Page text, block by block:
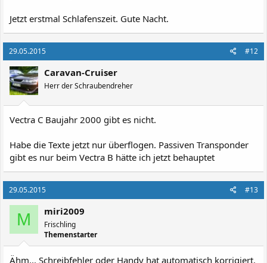
Jetzt erstmal Schlafenszeit. Gute Nacht.
29.05.2015 #12
Caravan-Cruiser
Herr der Schraubendreher
Vectra C Baujahr 2000 gibt es nicht.
Habe die Texte jetzt nur überflogen. Passiven Transponder
gibt es nur beim Vectra B hätte ich jetzt behauptet
29.05.2015 #13
M miri2009
Frischling
Themenstarter
Ähm... Schreibfehler oder Handy hat automatisch korrigiert.